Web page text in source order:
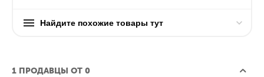
Найдите похожие товары тут
1 ПРОДАВЦЫ ОТ 0